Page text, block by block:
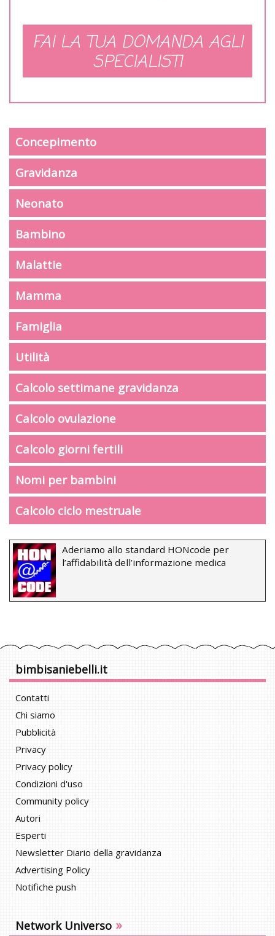
FAI LA TUA DOMANDA AGLI
SPECIALISTI
Concepimento
Gravidanza
Neonato
Bambino
Malattie
Mamma
Famiglia
Utilità
Calcolo settimane gravidanza
Calcolo ovulazione
Calcolo giorni fertili
Nomi per bambini
Calcolo ciclo mestruale
Aderiamo allo standard HONcode per
l’affidabilità dell’informazione medica
bimbisaniebelli.it
Contatti
Chi siamo
Pubblicità
Privacy
Privacy policy
Condizioni d'uso
Community policy
Autori
Esperti
Newsletter Diario della gravidanza
Advertising Policy
Notifiche push
Network Universo »